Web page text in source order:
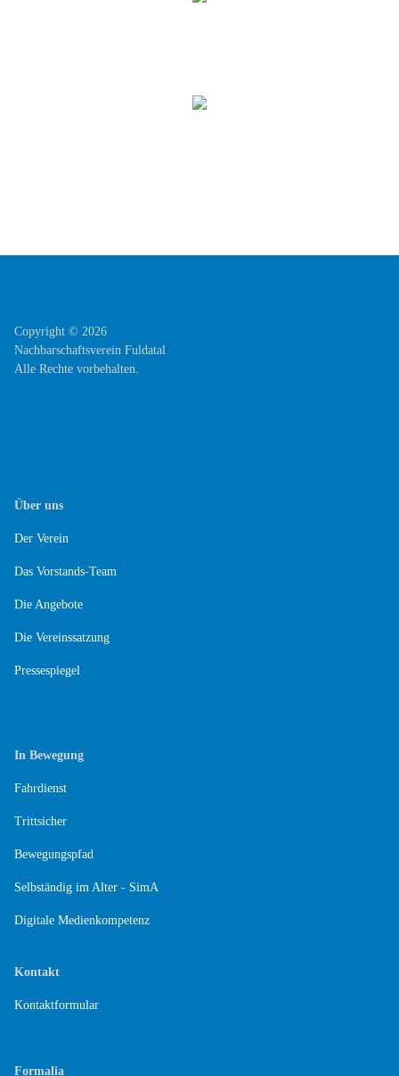
Copyright © 2026
Nachbarschaftsverein Fuldatal
Alle Rechte vorbehalten.
Über uns
Der Verein
Das Vorstands-Team
Die Angebote
Die Vereinssatzung
Pressespiegel
In Bewegung
Fahrdienst
Trittsicher
Bewegungspfad
Selbständig im Alter - SimA
Digitale Medienkompetenz
Kontakt
Kontaktformular
Formalia